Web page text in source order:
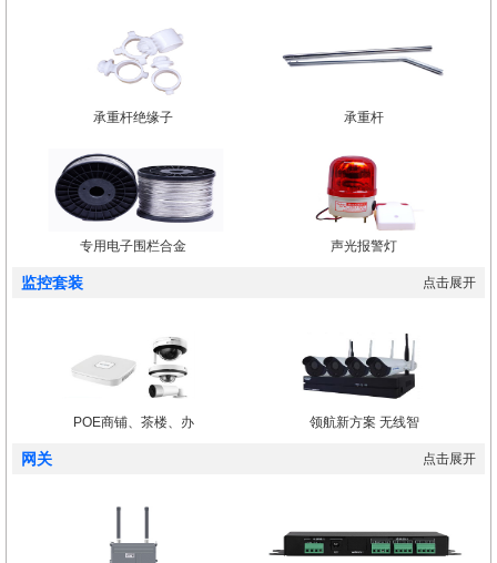
承重杆绝缘子 承重杆
专用电子围栏合金 声光报警灯
监控套装 点击展开
POE商铺、茶楼、办 领航新方案 无线智
网关 点击展开